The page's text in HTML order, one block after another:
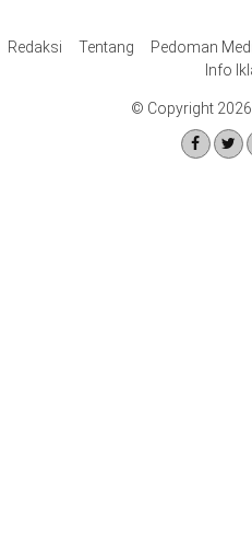
Redaksi Tentang Pedoman
Info
© Copyright